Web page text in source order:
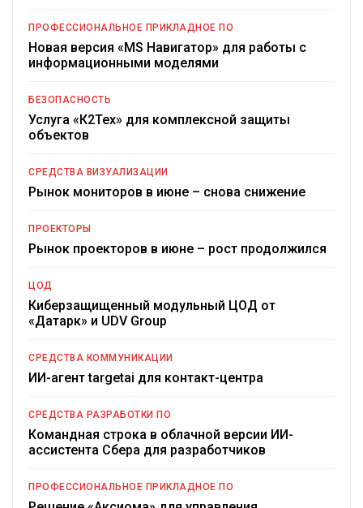
ПРОФЕССИОНАЛЬНОЕ ПРИКЛАДНОЕ ПО
Новая версия «MS Навигатор» для работы с
информационными моделями
БЕЗОПАСНОСТЬ
Услуга «К2Тех» для комплексной защиты
объектов
СРЕДСТВА ВИЗУАЛИЗАЦИИ
Рынок мониторов в июне – снова снижение
ПРОЕКТОРЫ
Рынок проекторов в июне – рост продолжился
ЦОД
Киберзащищенный модульный ЦОД от
«Датарк» и UDV Group
СРЕДСТВА КОММУНИКАЦИИ
ИИ-агент targetai для контакт-центра
СРЕДСТВА РАЗРАБОТКИ ПО
Командная строка в облачной версии ИИ-
ассистента Сбера для разработчиков
ПРОФЕССИОНАЛЬНОЕ ПРИКЛАДНОЕ ПО